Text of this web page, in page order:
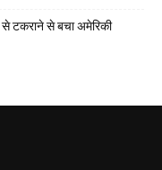
टकराने से बचा अमेरिकी